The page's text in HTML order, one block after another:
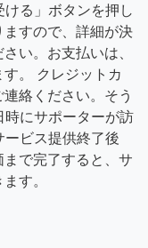
ける」ボタンを押し
すので、詳細が決
い。お支払いは、
。 クレジットカ
絡ください。そう
時にサポーターが訪
ービス提供終了後
で完了すると、サ
す。